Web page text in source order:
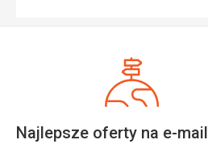
Najlepsze oferty na e-mail